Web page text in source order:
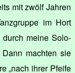
mit zwölf Jahren
im Hort
durch meine Solo-
machten sie
„nach ihrer Pfeife